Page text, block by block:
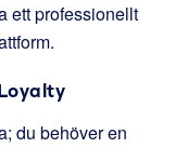
ett professionellt
du behöver en